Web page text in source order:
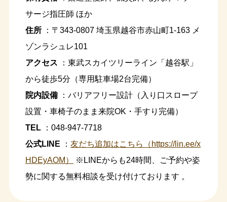
サージ指圧師 ほか
住所：〒343-0807 埼玉県越谷市赤山町1-163 メ
ゾンラシュレ101
アクセス ：東武スカイツリーライン「越谷駅」
から徒歩5分（専用駐車場2台完備）
院内設備：バリアフリー設計（入り口スロープ
設置・車椅子のまま来院OK・手すり完備）
TEL：048-947-7718
公式LINE ： 友だち追加はこちら（https://lin.ee/x
HDEyAOM）
※LINEからも24時間、ご予約や姿
勢に関する無料相談を受け付けております 。